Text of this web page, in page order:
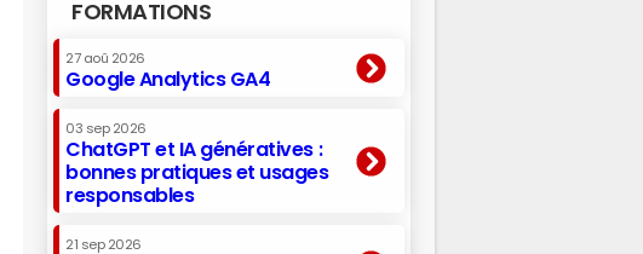
FORMATIONS
27 aoû 2026
Google Analytics GA4
03 sep 2026
ChatGPT et IA génératives :
bonnes pratiques et usages
responsables
21 sep 2026